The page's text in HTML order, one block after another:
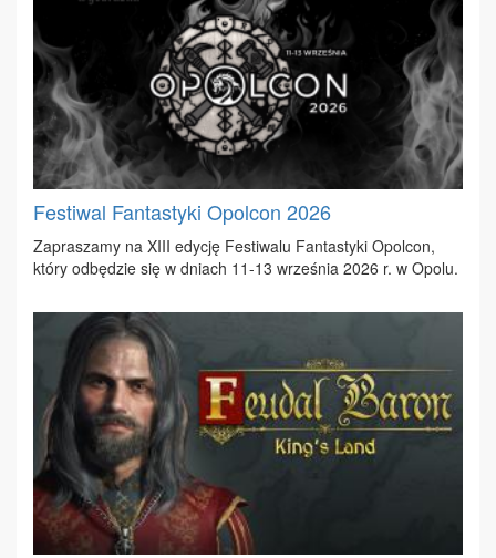
Festiwal Fantastyki Opolcon 2026
Za­pra­sza­my na XIII edy­cję Fe­sti­wa­lu Fan­ta­sty­ki Opol­con,
któ­ry od­bę­dzie się w dniach 11-13 wrze­śnia 2026 r. w Opo­lu.